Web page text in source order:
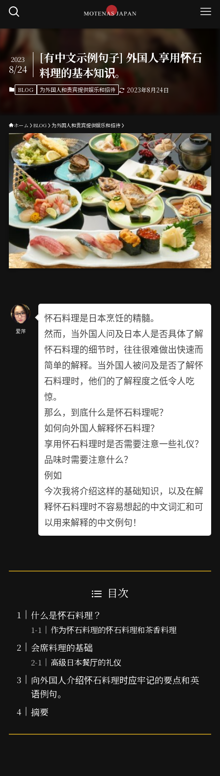
[有中文示例句子] 外国人享用怀石
料理的基本知识。
2023
8/24
BLOG 为外国人和贵宾提供娱乐和招待 2023年8月24日
ホーム BLOG 为外国人和贵宾提供娱乐和招待
爱萍
怀石料理是日本烹饪的精髓。
然而，当外国人问及日本人是否具体了解
怀石料理的细节时，往往很难做出快速而
简单的解释。当外国人被问及是否了解怀
石料理时，他们的了解程度之低令人吃
惊。
那么，到底什么是怀石料理呢？
如何向外国人解释怀石料理？
享用怀石料理时是否需要注意一些礼仪？
品味时需要注意什么？
例如
今次我将介绍这样的基础知识，以及在解
释怀石料理时不容易想起的中文词汇和可
以用来解释的中文例句！
目次
什么是怀石料理？
作为怀石料理的怀石料理和茶香料理
会席料理的基础
高级日本餐厅的礼仪
向外国人介绍怀石料理时应牢记的要点和英
语例句。
摘要